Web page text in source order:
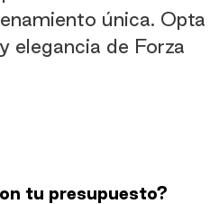
única. Opta
elegancia de Forza
tu presupuesto?